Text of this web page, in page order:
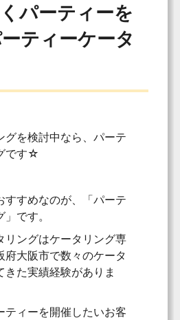
パーティーを
ティーケータ
グを検討中なら、パーテ
です☆
すすめなのが、「パーテ
です。
リングはケータリング専
府大阪市で数々のケータ
きた実績経験がありま
ティーを開催したいお客